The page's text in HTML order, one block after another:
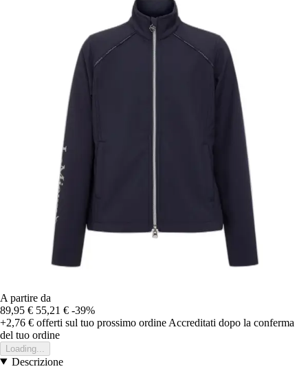
A partire da
89,95 € 55,21 € -39%
+2,76 € offerti sul tuo prossimo ordine Accreditati dopo la conferma
del tuo ordine
Loading...
Descrizione